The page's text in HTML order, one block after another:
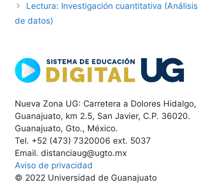
Lectura: Investigación cuantitativa (Análisis
de datos)
Nueva Zona UG: Carretera a Dolores Hidalgo,
Guanajuato, km 2.5, San Javier, C.P. 36020.
Guanajuato, Gto., México.
Tel. +52 (473) 7320006 ext. 5037
Email. distanciaug@ugto.mx
Aviso de privacidad
© 2022 Universidad de Guanajuato